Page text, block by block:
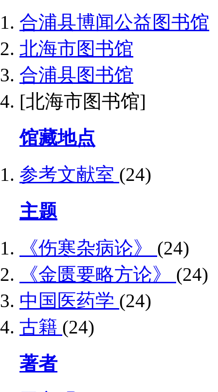
合浦县博闻公益图书馆
北海市图书馆
合浦县图书馆
[北海市图书馆]
馆藏地点
参考文献室 (24)
主题
《伤寒杂病论》 (24)
《金匮要略方论》 (24)
中国医药学 (24)
古籍 (24)
著者